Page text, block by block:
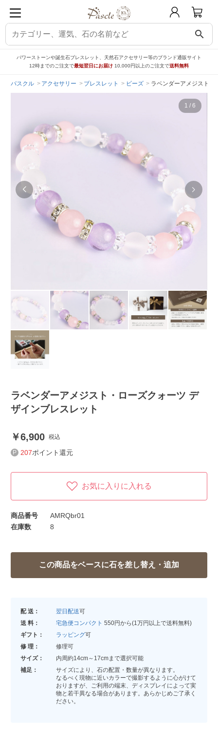
search
パワーストーンや誕生石ブレスレット、天然石アクセサリー等のブランド通販サイト
12時までのご注文で最短翌日にお届け 10,000円以上のご注文で送料無料
パスクル アクセサリー ブレスレット ビーズ ラベンダーアメジスト・
1 / 6
ラベンダーアメジスト・ローズクォーツ デ
ザインブレスレット
6,900 税込
207ポイント還元
お気に入りに入れる
商品番号
AMRQbr01
在庫数
8
配 送： 翌日配送可
送 料：
宅急便コンパクト 550円から(1万円以上で送料無料)
ギフト：
ラッピング可
修 理：
修理可
サイズ：
内周約14cm～17cmまで選択可能
補足：
サイズにより、石の配置・数量が異なります。
なるべく現物に近いカラーで撮影するように心がけて
おりますが、ご利用の端末、ディスプレイによって実
物と若干異なる場合があります。あらかじめご了承く
ださい。